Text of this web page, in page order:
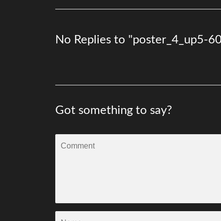
No Replies to "poster_4_up5-
Got something to say?